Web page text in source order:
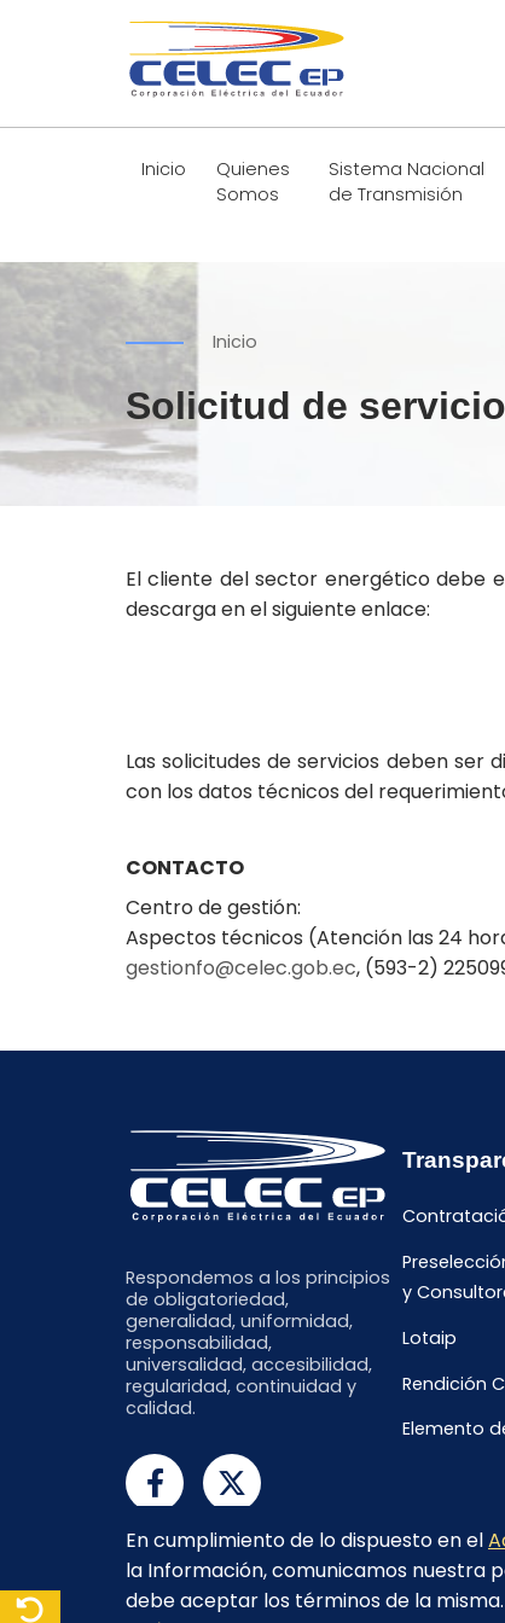
Inicio
Quienes
Somos
Sistema Nacional
de Transmisión
Inicio
Solicitud de
El cliente del sector energético debe
descarga en el siguiente enlace:
Las solicitudes de servicios deben ser
con los datos técnicos del
CONTACTO
Centro de gestión:
Aspectos técnicos (Atención las 24
gestionfo@celec.gob.ec, (593-2)
Respondemos a los principios
de obligatoriedad,
generalidad, uniformidad,
responsabilidad,
universalidad, accesibilidad,
regularidad, continuidad y
calidad.
y
Lotaip
Rendición
Elemento
En cumplimiento de lo dispuesto en el
la Información, comunicamos nuestra
debe aceptar los términos de la misma.